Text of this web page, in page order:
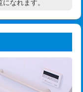
現地調査
33,000円
なれます。